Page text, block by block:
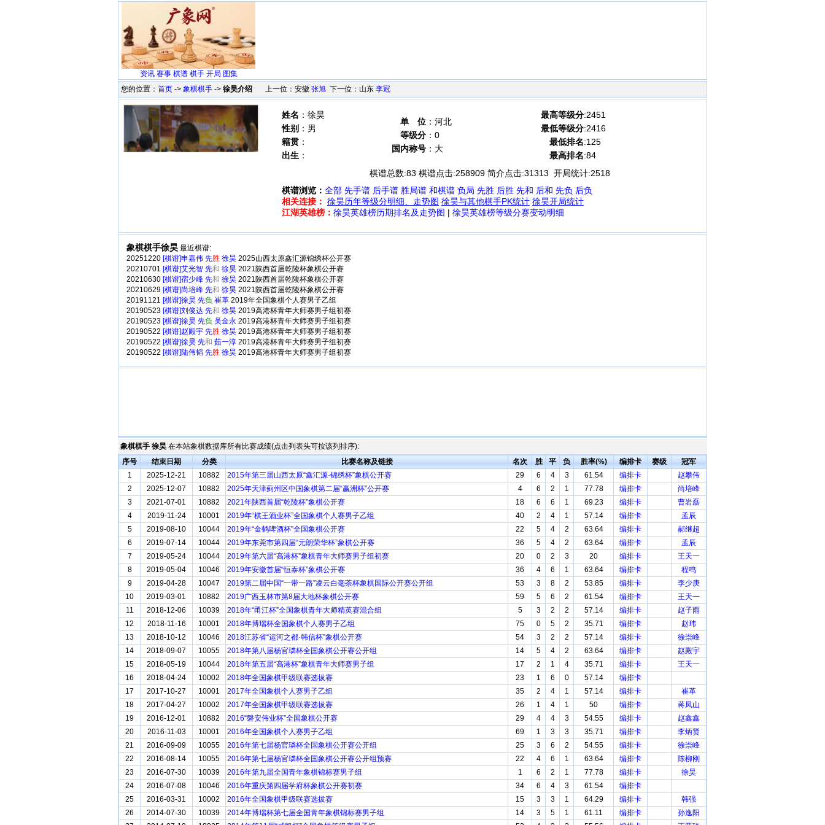
资讯 赛事 棋谱 棋手 开局 图集
您的位置： 首页 -> 象棋棋手 -> 徐昊介绍 上一位：安徽 张旭 下一位：山东 李冠
姓名 ：徐昊
性别 ：男
籍贯 ：
出生 ：
单 位 ：河北
等级分 ：0
国内称号 ：大
最高等级分:2451
最低等级分:2416
最低排名:125
最高排名:84
棋谱总数:83 棋谱点击:258909 简介点击:31313 开局统计:2518
棋谱浏览： 全部 先手谱 后手谱 胜局谱 和棋谱 负局 先胜 后胜 先和 后和 先负 后负
相关连接： 徐昊历年等级分明细、走势图 徐昊与其他棋手PK统计 徐昊开局统计
江湖英雄榜： 徐昊英雄榜历期排名及走势图 | 徐昊英雄榜等级分赛变动明细
象棋棋手徐昊 最近棋谱:
20251220 [棋谱]申嘉伟 先胜 徐昊 2025山西太原鑫汇源锦绣杯公开赛
20210701 [棋谱]艾光智 先和 徐昊 2021陕西首届乾陵杯象棋公开赛
20210630 [棋谱]宿少峰 先和 徐昊 2021陕西首届乾陵杯象棋公开赛
20210629 [棋谱]尚培峰 先和 徐昊 2021陕西首届乾陵杯象棋公开赛
20191121 [棋谱]徐昊 先负 崔革 2019年全国象棋个人赛男子乙组
20190523 [棋谱]刘俊达 先和 徐昊 2019高港杯青年大师赛男子组初赛
20190523 [棋谱]徐昊 先负 吴金永 2019高港杯青年大师赛男子组初赛
20190522 [棋谱]赵殿宇 先胜 徐昊 2019高港杯青年大师赛男子组初赛
20190522 [棋谱]徐昊 先和 茹一淳 2019高港杯青年大师赛男子组初赛
20190522 [棋谱]陆伟韬 先胜 徐昊 2019高港杯青年大师赛男子组初赛
象棋棋手 徐昊 在本站象棋数据库所有比赛成绩(点击列表头可按该列排序):
序号
结束日期 分类 比赛名称及链接 名次 胜 平 负 胜率(%) 编排卡 赛级
冠军
1
2025-12-21 10882 2015年第三届山西太原“鑫汇源·锦绣杯”象棋公开赛 29 6 4 3 61.54 编排卡
赵攀伟
2
2025-12-07 10882 2025年天津蓟州区中国象棋第二届“赢洲杯”公开赛 4 6 2 1 77.78 编排卡
尚培峰
3
2021-07-01 10882 2021年陕西首届“乾陵杯”象棋公开赛 18 6 6 1 69.23 编排卡
曹岩磊
4
2019-11-24 10001 2019年“棋王酒业杯”全国象棋个人赛男子乙组 40 2 4 1 57.14 编排卡
孟辰
5
2019-08-10 10044 2019年“金鹤啤酒杯”全国象棋公开赛 22 5 4 2 63.64 编排卡
郝继超
6
2019-07-14 10044 2019年东莞市第四届“元朗荣华杯”象棋公开赛 36 5 4 2 63.64 编排卡
孟辰
7
2019-05-24 10044 2019年第六届“高港杯”象棋青年大师赛男子组初赛 20 0 2 3 20 编排卡
王天一
8
2019-05-04 10046 2019年安徽首届“恒泰杯”象棋公开赛 36 4 6 1 63.64 编排卡
程鸣
9
2019-04-28 10047 2019第二届中国“一带一路”凌云白毫茶杯象棋国际公开赛公开组 53 3 8 2 53.85 编排卡
李少庚
10
2019-03-01 10882 2019广西玉林市第8届大地杯象棋公开赛 59 5 6 2 61.54 编排卡
王天一
11
2018-12-06 10039 2018年“甬江杯”全国象棋青年大师精英赛混合组 5 3 2 2 57.14 编排卡
赵子雨
12
2018-11-16 10001 2018年博瑞杯全国象棋个人赛男子乙组 75 0 5 2 35.71 编排卡
赵玮
13
2018-10-12 10046 2018江苏省“运河之都·韩信杯”象棋公开赛 54 3 2 2 57.14 编排卡
徐崇峰
14
2018-09-07 10055 2018年第八届杨官璘杯全国象棋公开赛公开组 14 5 4 2 63.64 编排卡
赵殿宇
15
2018-05-19 10044 2018年第五届“高港杯”象棋青年大师赛男子组 17 2 1 4 35.71 编排卡
王天一
16
2018-04-24 10002 2018年全国象棋甲级联赛选拔赛 23 1 6 0 57.14
编排卡
17
2017-10-27 10001 2017年全国象棋个人赛男子乙组 35 2 4 1 57.14 编排卡
崔革
18
2017-04-27 10002 2017年全国象棋甲级联赛选拔赛 26 1 4 1 50 编排卡
蒋凤山
19
2016-12-01 10882 2016“磐安伟业杯”全国象棋公开赛 29 4 4 3 54.55 编排卡
赵鑫鑫
20
2016-11-03 10001 2016年全国象棋个人赛男子乙组 69 1 3 3 35.71 编排卡
李炳贤
21
2016-09-09 10055 2016年第七届杨官璘杯全国象棋公开赛公开组 25 3 6 2 54.55 编排卡
徐崇峰
22
2016-08-14 10055 2016年第七届杨官璘杯全国象棋公开赛公开组预赛 22 4 6 1 63.64 编排卡
陈柳刚
23
2016-07-30 10039 2016年第九届全国青年象棋锦标赛男子组 1 6 2 1 77.78 编排卡
徐昊
24
2016-07-08 10046 2016年重庆第四届学府杯象棋公开赛初赛 34 6 4 3 61.54
编排卡
25
2016-03-31 10002 2016年全国象棋甲级联赛选拔赛 15 3 3 1 64.29 编排卡
韩强
26
2014-07-30 10039 2014年博瑞杯第七届全国青年象棋锦标赛男子组 14 3 5 1 61.11 编排卡
孙逸阳